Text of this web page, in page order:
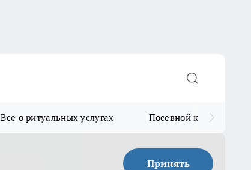
Все о ритуальных услугах Посевной календарь
Принять